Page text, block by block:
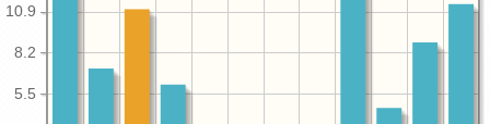
5.5
8.2
10.9